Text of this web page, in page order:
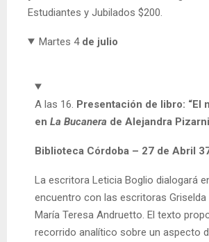
Estudiantes y Jubilados $200.
Martes 4 de julio
A las 16. Presentación de libro: “El
en La Bucanera de Alejandra
Biblioteca Córdoba – 27 de Abril
La escritora Leticia Boglio dialogará
encuentro con las escritoras Griselda
María Teresa Andruetto. El texto
recorrido analítico sobre un aspecto